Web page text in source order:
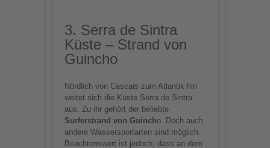
3. Serra de Sintra
Küste – Strand von
Guincho
Nördlich von Cascais zum Atlantik hin
weitet sich die Küste Serra de Sintra
aus. Zu ihr gehört der beliebte
Surferstrand von Guincho. Doch auch
andere Wassersportarten sind möglich.
Beachtenswert ist jedoch, dass an dem